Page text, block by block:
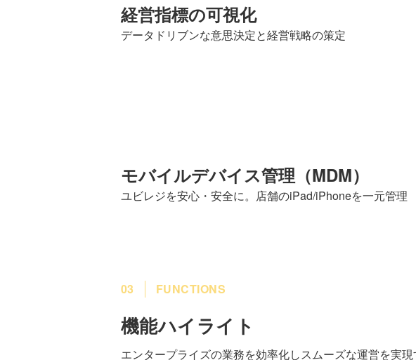
経営指標の可視化
データドリブンな意思決定と経営戦略の策定
モバイルデバイス管理（MDM）
ユビレジを安心・安全に。店舗のiPad/iPhoneを一元管理
03 FUNCTIONS
機能ハイライト
エンタープライズの業務を効率化しスムーズな運営を実